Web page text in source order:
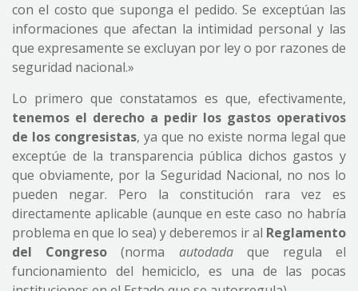
con el costo que suponga el pedido. Se exceptúan las
informaciones que afectan la intimidad personal y las
que expresamente se excluyan por ley o por razones de
seguridad nacional.»
Lo primero que constatamos es que, efectivamente,
tenemos el derecho a pedir los gastos operativos
de los congresistas, ya que no existe norma legal que
exceptúe de la transparencia pública dichos gastos y
que obviamente, por la Seguridad Nacional, no nos lo
pueden negar. Pero la constitución rara vez es
directamente aplicable (aunque en este caso no habría
problema en que lo sea) y deberemos ir al Reglamento
del Congreso (norma autodadaque regula el
funcionamiento del hemiciclo, es una de las pocas